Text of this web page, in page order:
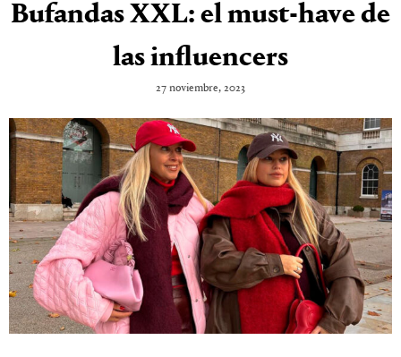
Bufandas XXL: el must-have de
las influencers
27 noviembre, 2023